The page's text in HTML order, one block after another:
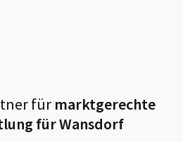
fürmarktgerechte
fürWansdorf